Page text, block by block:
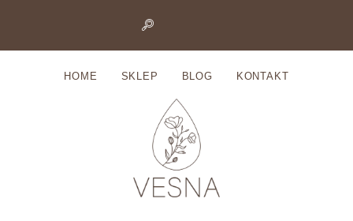
HOME SKLEP BLOG KONTAKT